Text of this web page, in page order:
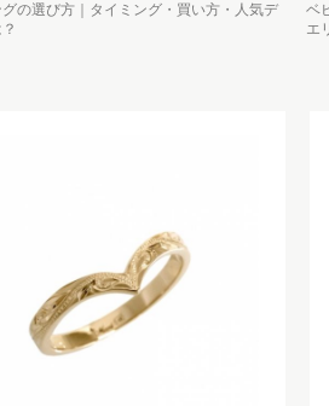
の選び方｜タイミング・買い方・人気デ
ベ
エ